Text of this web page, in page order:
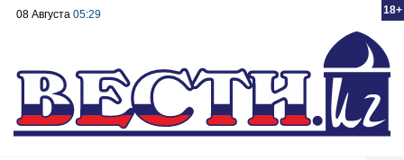
18+
08 Августа 05:29